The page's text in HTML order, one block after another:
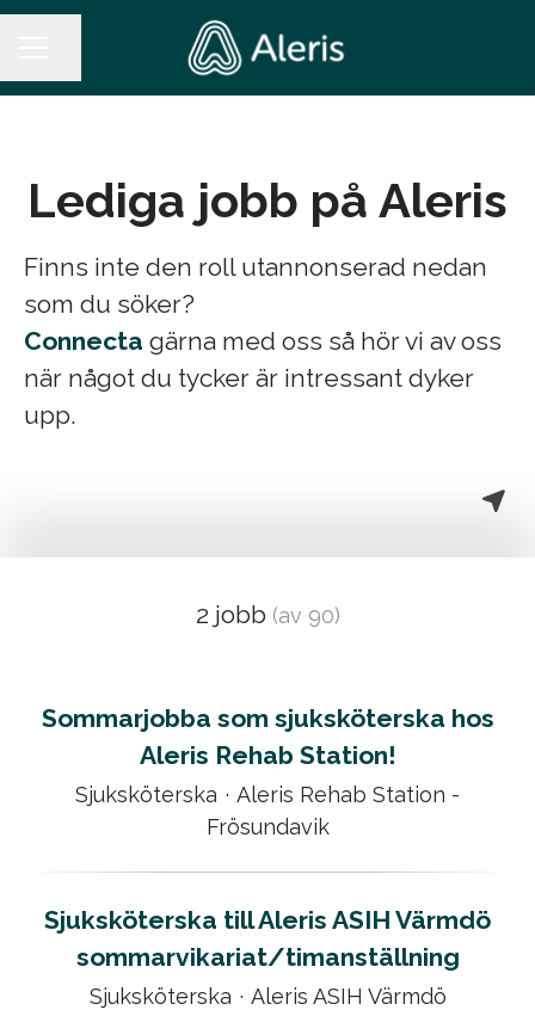
Lediga jobb på Aleris
Finns inte den roll utannonserad nedan
som du söker?
Connecta gärna med oss så hör vi av oss
när något du tycker är intressant dyker
upp.
2 jobb (av 90)
Sommarjobba som sjuksköterska hos
Aleris Rehab Station!
Sjuksköterska · Aleris Rehab Station -
Frösundavik
Sjuksköterska till Aleris ASIH Värmdö
sommarvikariat/timanställning
Sjuksköterska · Aleris ASIH Värmdö